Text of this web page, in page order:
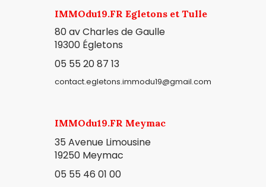
IMMOdu19.FR Egletons et Tulle
80 av Charles de Gaulle
19300 Égletons
05 55 20 87 13
contact.egletons.immodu19@gmail.com
IMMOdu19.FR Meymac
35 Avenue Limousine
19250 Meymac
05 55 46 01 00